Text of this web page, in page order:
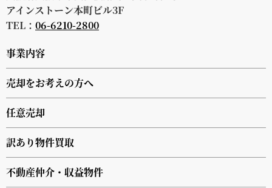
アインストーン本町ビル3F
TEL： 06-6210-2800
事業内容
売却をお考えの方へ
任意売却
訳あり物件買取
不動産仲介・収益物件